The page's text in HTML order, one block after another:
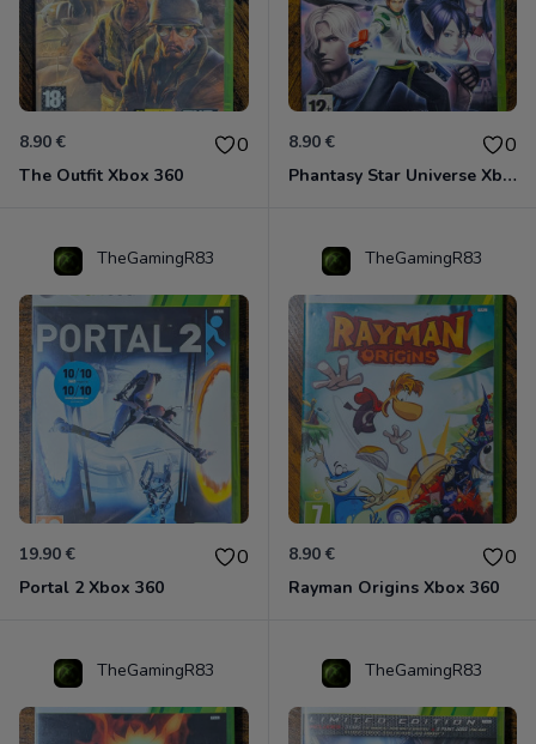
8.90 € 0
The Outfit Xbox 360
8.90 € 0
Phantasy Star Universe Xbox 360
TheGamingR83
19.90 € 0
Portal 2 Xbox 360
TheGamingR83
8.90 € 0
Rayman Origins Xbox 360
TheGamingR83 TheGamingR83